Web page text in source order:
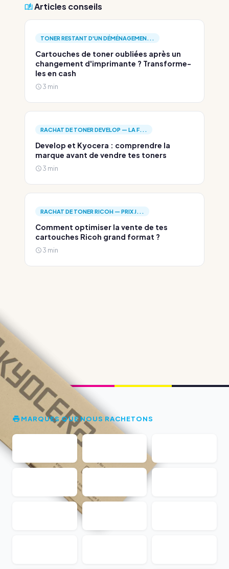
Articles conseils
TONER RESTANT D'UN DÉMÉNAGEMEN...
Cartouches de toner oubliées après un
changement d'imprimante ? Transforme-
les en cash
3 min
RACHAT DE TONER DEVELOP — LA F...
Develop et Kyocera : comprendre la
marque avant de vendre tes toners
3 min
RACHAT DE TONER RICOH — PRIX J...
Comment optimiser la vente de tes
cartouches Ricoh grand format ?
3 min
MARQUES QUE NOUS RACHETONS